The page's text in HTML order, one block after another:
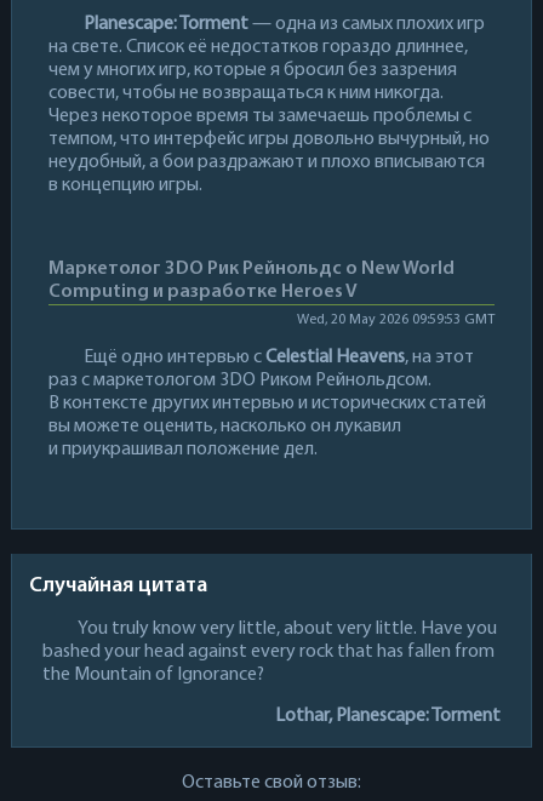
Planescape: Torment— одна из самых плохих игр
на свете. Список её недостатков гораздо длиннее,
чем у многих игр, которые я бросил без зазрения
совести, чтобы не возвращаться к ним никогда.
Через некоторое время ты замечаешь проблемы с
темпом, что интерфейс игры довольно вычурный, но
неудобный, а бои раздражают и плохо вписываются
в концепцию игры.
Маркетолог 3DO Рик Рейнольдс о New World
Computing и разработке Heroes V
Wed, 20 May 2026 09:59:53 GMT
Ещё одно интервью сCelestial Heavens, на этот
раз с маркетологом 3DO Риком Рейнольдсом.
В контексте других интервью и исторических статей
вы можете оценить, насколько он лукавил
и приукрашивал положение дел.
Случайная цитата
You truly know very little, about very little. Have you
bashed your head against every rock that has fallen from
the Mountain of Ignorance?
Lothar, Planescape: Torment
Оставьте свой отзыв: